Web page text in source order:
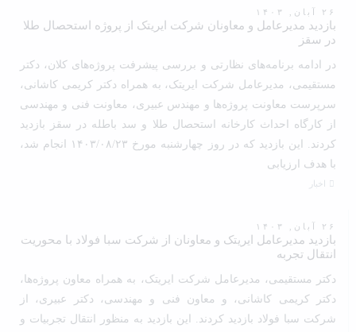
۲۶ آبان, ۱۴۰۳
بازدید مدیرعامل و معاونان شرکت ایریتک از پروژه استحصال طلا
در سقز
در ادامه برنامه‌های نظارتی و بررسی پیشرفت پروژه‌های کلان، دکتر
مستقیمی، مدیرعامل شرکت ایریتک، به همراه دکتر کریمی کاشانی،
سرپرست معاونت پروژه‌ها و مهندس عبیری، معاونت فنی و مهندسی
از کارگاه احداث کارخانه استحصال طلا و سد باطله در سقز بازدید
کردند. این بازدید که در روز چهارشنبه مورخ ۱۴۰۳/۰۸/۲۳ انجام شد،
با هدف ارزیابی
اخبار
۲۶ آبان, ۱۴۰۳
بازدید مدیرعامل ایریتک و معاونان از شرکت سبا فولاد با محوریت
انتقال تجربه
دکتر مستقیمی، مدیرعامل شرکت ایریتک، به همراه معاون پروژه‌ها،
دکتر کریمی کاشانی، و معاون فنی و مهندسی، دکتر عبیری، از
شرکت سبا فولاد بازدید کردند. این بازدید به منظور انتقال تجربیات و